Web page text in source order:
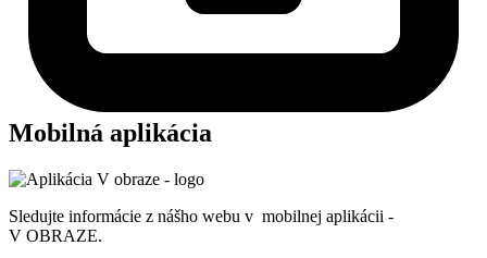
Mobilná aplikácia
Sledujte informácie z nášho webu v mobilnej aplikácii -
V OBRAZE.